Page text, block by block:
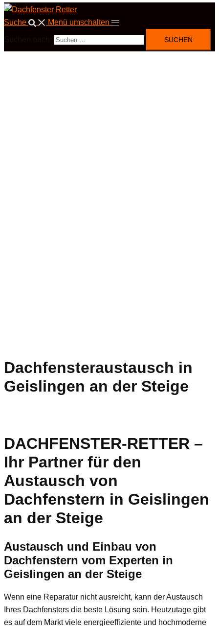
Suche Menü umschalten
Dachfensteraustausch in
Geislingen an der Steige
DACHFENSTER-RETTER –
Ihr Partner für den
Austausch von
Dachfenstern in Geislingen
an der Steige
Austausch und Einbau von
Dachfenstern vom Experten in
Geislingen an der Steige
Wenn eine Reparatur nicht ausreicht, kann der Austausch
Ihres Dachfensters die beste Lösung sein. Heutzutage gibt
es auf dem Markt viele energieeffiziente und hochmoderne